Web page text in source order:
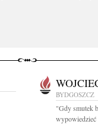
BYDGOSZCZ
"Gdy smutek
wypowiedzieć